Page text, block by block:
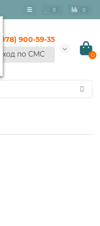
0 0
(978) 900-59-35
Вход по СМС
0